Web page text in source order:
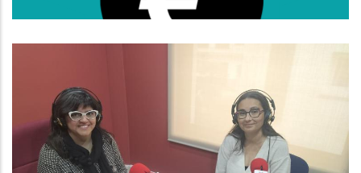
Departament D'Habitatge Consell
Comarcal Del Baix Penedès I Amb
L'Olga Álvarez, Responsable De La
Borsa D'Habitatge.